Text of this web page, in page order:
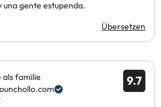
una gente estupenda.
Übersetzen
9.7
als familie